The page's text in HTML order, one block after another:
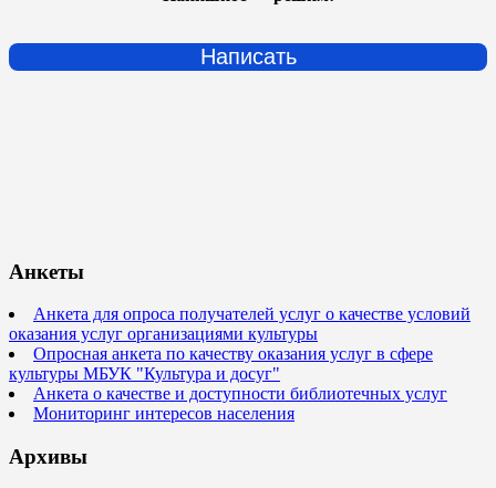
Написать
Анкеты
Анкета для опроса получателей услуг о качестве условий
оказания услуг организациями культуры
Опросная анкета по качеству оказания услуг в сфере
культуры МБУК "Культура и досуг"
Анкета о качестве и доступности библиотечных услуг
Мониторинг интересов населения
Архивы